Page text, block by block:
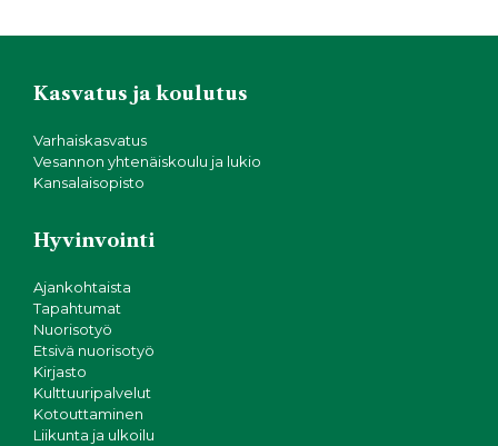
Kasvatus ja koulutus
Varhaiskasvatus
Vesannon yhtenäiskoulu ja lukio
Kansalaisopisto
Hyvinvointi
Ajankohtaista
Tapahtumat
Nuorisotyö
Etsivä nuorisotyö
Kirjasto
Kulttuuripalvelut
Kotouttaminen
Liikunta ja ulkoilu